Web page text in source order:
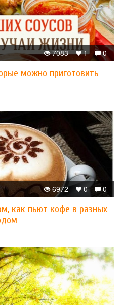
0
1
7083
можно приготовить
0
0
6972
как пьют кофе в разных